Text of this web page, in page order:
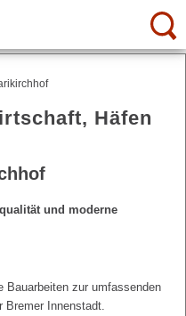
Häfen
und moderne
Bauarbeiten zur umfassenden
Bremer Innenstadt.